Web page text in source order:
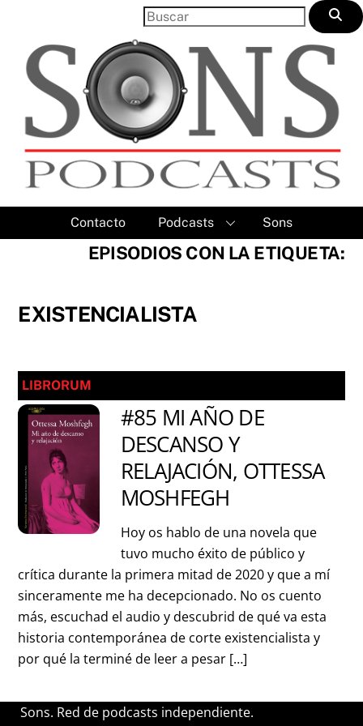
content
Contacto Podcasts Sons
EPISODIOS CON LA ETIQUETA:
EXISTENCIALISTA
LIBRORUM
#85 MI AÑO DE
DESCANSO Y
RELAJACIÓN, OTTESSA
MOSHFEGH
Hoy os hablo de una novela que
tuvo mucho éxito de público y
crítica durante la primera mitad de 2020 y que a mí
sinceramente me ha decepcionado. No os cuento
más, escuchad el audio y descubrid de qué va esta
historia contemporánea de corte existencialista y
por qué la terminé de leer a pesar […]
Sons. Red de podcasts independiente.